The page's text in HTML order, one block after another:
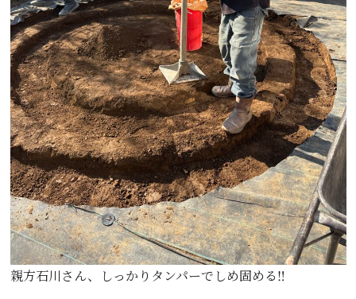
親方石川さん、しっかりタンパーでしめ固める‼️